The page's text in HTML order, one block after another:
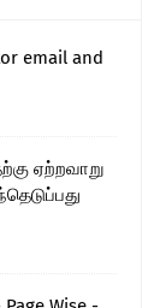
email and
ஏற்றவாறு